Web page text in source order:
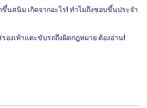
ขึ้นสนิม เกิดจากอะไร! ทำไมถึงชอบขึ้นประจำ
รองเท้าแตะขับรถถึงผิดกฎหมาย ต้องอ่าน!